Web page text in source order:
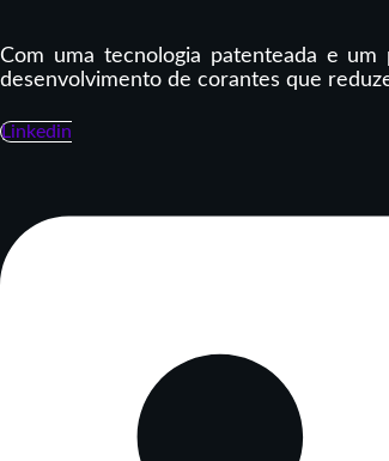
Com uma tecnologia patenteada e
desenvolvimento de corantes que
Linkedin